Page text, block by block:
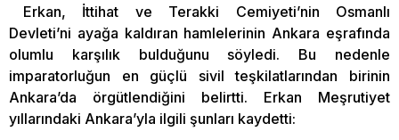
Erkan, İttihat ve Terakki Cemiyeti’nin Osmanlı
Devleti’ni ayağa kaldıran hamlelerinin Ankara eşrafında
olumlu karşılık bulduğunu söyledi. Bu nedenle
imparatorluğun en güçlü sivil teşkilatlarından birinin
Ankara’da örgütlendiğini belirtti. Erkan Meşrutiyet
yıllarındaki Ankara’yla ilgili şunları kaydetti: